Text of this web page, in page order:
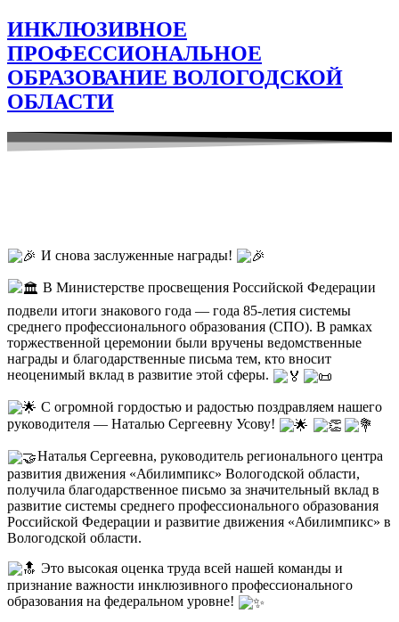
ИНКЛЮЗИВНОЕ
ПРОФЕССИОНАЛЬНОЕ
ОБРАЗОВАНИЕ ВОЛОГОДСКОЙ
ОБЛАСТИ
И снова заслуженные награды!
В Министерстве просвещения Российской Федерации
подвели итоги знакового года — года 85-летия системы
среднего профессионального образования (СПО). В рамках
торжественной церемонии были вручены ведомственные
награды и благодарственные письма тем, кто вносит
неоценимый вклад в развитие этой сферы.
С огромной гордостью и радостью поздравляем нашего
руководителя — Наталью Сергеевну Усову!
Наталья Сергеевна, руководитель регионального центра
развития движения «Абилимпикс» Вологодской области,
получила благодарственное письмо за значительный вклад в
развитие системы среднего профессионального образования
Российской Федерации и развитие движения «Абилимпикс» в
Вологодской области.
Это высокая оценка труда всей нашей команды и
признание важности инклюзивного профессионального
образования на федеральном уровне!